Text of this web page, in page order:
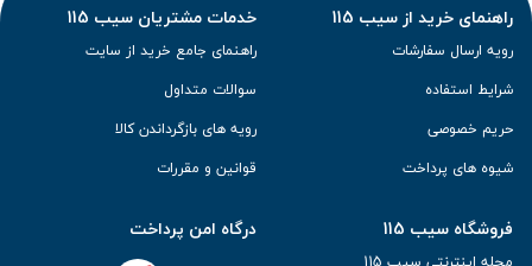
راهنمای خرید از سیب 115
رویه ارسال سفارشات
شرایط استفاده
حریم خصوصی
شیوه های پرداخت
خدمات مشتریان سیب 115
راهنمای جامع خرید از سایت
سوالات متداول
رویه های بازگرداندن کالا
قوانین و مقررات
فروشگاه سیب 115 درگاه امن پرداخت